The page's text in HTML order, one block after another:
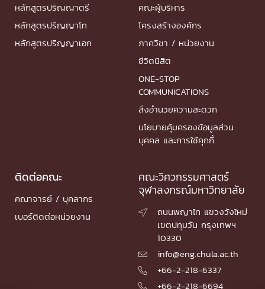
หลักสูตรปริญญาตรี
หลักสูตรปริญญาโท
หลักสูตรปริญญาเอก
คณะผู้บริหาร
โครงสร้างองค์กร
ภาควิชา / หน่วยงาน
ชีวิตนิสิต
ONE-STOP
COMMUNICATIONS
สิ่งอำนวยความสะดวก
นโยบายคุ้มครองข้อมูลส่วน
บุคคล และการใช้คุกกี้
ติดต่อคณะ
คณาจารย์ / บุคลากร
เบอร์ติดต่อหน่วยงาน
คณะวิศวกรรมศาสตร์
จุฬาลงกรณ์มหาวิทยาลัย

ถนนพญาไท แขวงวังใหม่
เขตปทุมวัน กรุงเทพฯ
10330
 info@eng.chula.ac.th
 +66-2-218-6337
 +66-2-218-6694